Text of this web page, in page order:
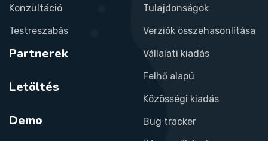
Konzultáció
Testreszabás
Partnerek
Letöltés
Demo
Tulajdonságok
Verziók összehasonlítása
Vállalati kiadás
Felhő alapú
Közösségi kiadás
Bug tracker